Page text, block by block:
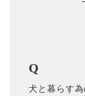
Q
犬と暮らす